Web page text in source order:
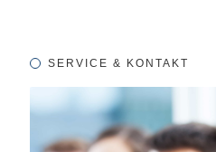
SERVICE & KONTAKT